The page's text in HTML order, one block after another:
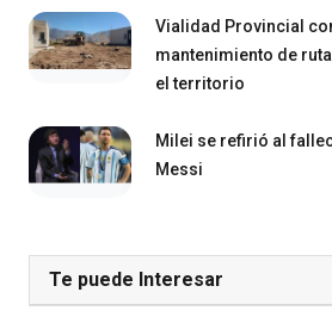
Vialidad Provincial
mantenimiento de
el territorio
Milei se refirió al
Messi
Te puede Interesar